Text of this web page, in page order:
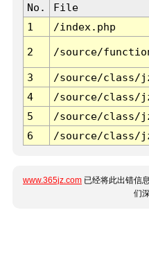
No. File
1
/index.php
2 /source/
3 /source/class/
4
/source/class/
5
/source/class/
6
/source/class/
www.365jz.com 已经将此出错信
们